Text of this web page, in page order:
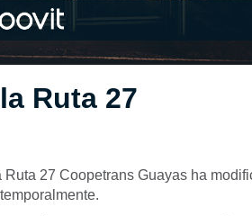
Ruta 27
27 Coopetrans Guayas ha